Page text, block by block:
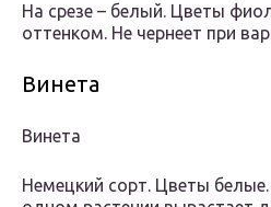
На срезе – белый. Цветы
оттенком. Не чернеет при
Винета
Винета
Немецкий сорт. Цветы